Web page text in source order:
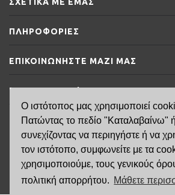
Ο ιστότοπος μας χρησιμοποιεί
Πατώντας το πεδίο "Καταλαβαίνω" ή
συνεχίζοντας να περιηγήστε ή να
τον ιστότοπο, συμφωνείτε με τα
χρησιμοποιούμε, τους γενικούς
πολιτική απορρήτου. Μάθετε
ΠΛΗΡΟΦΟΡΊΕΣ
ΕΠΙΚΟΙΝΩΝΉΣΤΕ ΜΑΖΊ ΜΑΣ
ΕΙΔΙΚΈΣ ΠΡΟΣΦΟΡΈΣ
ΤΕΛΕΥΤΑΊΑ ΝΈΑ